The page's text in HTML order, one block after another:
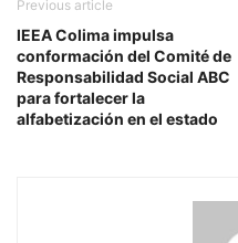
Previous article
IEEA Colima impulsa
conformación del Comité de
Responsabilidad Social ABC
para fortalecer la
alfabetización en el estado